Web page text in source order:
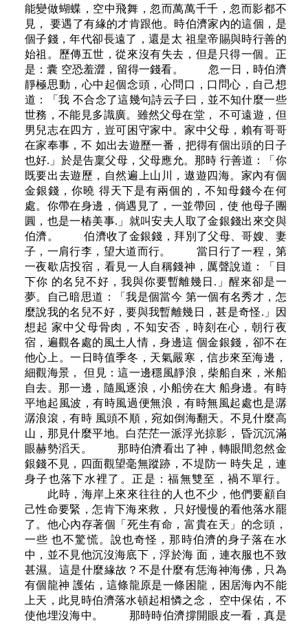
能變做蝴蝶，空中飛舞，忽而萬萬千千，忽而影都不
見， 要遇了有緣的才肯跟他。時伯濟家內的這個，是
個子錢，年代卻長遠了，還是太 祖皇帝賜與時行善的
始祖。歷傳五世，從來沒有失去，但是只得一個。正
是：囊 空恐羞澀，留得一錢看。 忽一日，時伯濟
靜極思動，心中起個念頭，心問口，口問心，自己想
道：「我 不合念了這幾句詩云子曰，並不知什麼一些
世務，不能見多識廣。雖然父母在堂， 不可遠遊，但
男兒志在四方，豈可困守家中。家中父母，賴有哥哥
在家奉事，不 如出去遊歷一番，把得有個出頭的日子
也好.」於是告稟父母，父母應允。那時 行善道：「你
既要出去遊歷，自然遍上山川，遨遊四海。家內有個
金銀錢，你曉 得天下是有兩個的，不知母錢今在何
處。你帶在身邊，倘遇見了，一並帶回，使 他母子團
圓，也是一樁美事.」就叫安夫人取了金銀錢出來交與
伯濟。 伯濟收了金銀錢，拜別了父母、哥嫂、妻
子，一肩行李，望大道而行。 當日行了一程，第
一夜歇店投宿，看見一人自稱錢神，厲聲說道：「目
下你 的名兒不好，我與你要暫離幾日.」醒來卻是一
夢。自己暗思道：「我是個當今 第一個有名秀才，怎
麼說我的名兒不好，要與我暫離幾日，甚是奇怪.」因
想起 家中父母骨肉，不知安否，時刻在心，朝行夜
宿，遍觀各處的風土人情，身邊這 個金銀錢，卻不在
他心上。一日時值季冬，天氣嚴寒，信步來至海邊，
細觀海景， 但見：這一邊穩風靜浪，柴船自來，米船
自去。那一邊，隨風逐浪，小船傍在大 船身邊。有時
平地起風波，有時風過便無浪，有時無風起處也是潺
潺浪滾，有時 風頭不順，宛如倒海翻天。不見什麼高
山，那見什麼平地。白茫茫一派浮光掠影， 昏沉沉滿
眼赫勢滔天。 那時伯濟看出了神，轉眼間忽然金
銀錢不見，四面觀望毫無蹤跡，不堤防一 時失足，連
身子也落下水裡了。正是：福無雙至，禍不單行。
此時，海岸上來來往往的人也不少，他們要顧自
己性命要緊，怎肯下海來救， 只好慢慢的看他落水罷
了。他心內存著個「死生有命，富貴在天」的念頭，
一些 也不驚慌。說也奇怪，那時伯濟的身子落在水
中，並不見他沉沒海底下，浮於海 面，連衣服也不致
甚濕。這是什麼緣故？不是什麼有恁海神海佛，只為
有個龍神 護佑，這條龍原是一條困龍，困居海內不能
上天，此見時伯濟落水頓起相憐之念， 空中保佑，不
使他埋沒海中。 那時時伯濟撐開眼皮一看，真是